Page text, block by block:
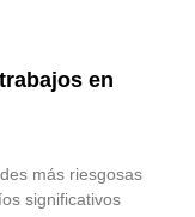
en
más riesgosas
significativos